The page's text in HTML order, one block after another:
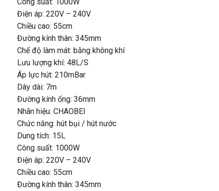
Điện áp: 220V – 240V
Chiều cao: 55cm
Đường kính thân: 345mm
Chế độ làm mát: bằng không khí
Lưu lượng khí: 48L/S
Áp lực hút: 210mBar
Dây dài: 7m
Đường kính ống: 36mm
Nhãn hiệu: CHAOBEI
Chức năng: hút bụi / hút nước
Dung tích: 15L
Công suất: 1000W
Điện áp: 220V – 240V
Chiều cao: 55cm
Đường kính thân: 345mm